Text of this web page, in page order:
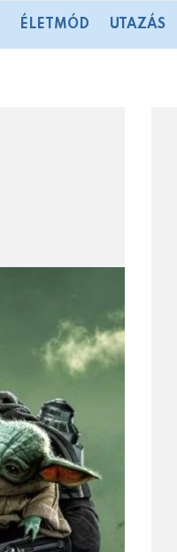
ÉLETMÓD UTAZÁS